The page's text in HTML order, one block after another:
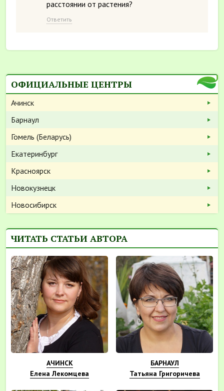
расстоянии от растения?
Ответить
ОФИЦИАЛЬНЫЕ ЦЕНТРЫ
Ачинск
Барнаул
Гомель (Беларусь)
Екатеринбург
Красноярск
Новокузнецк
Новосибирск
ЧИТАТЬ СТАТЬИ АВТОРА
АЧИНСК
Елена Лекомцева
БАРНАУЛ
Татьяна Григоричева